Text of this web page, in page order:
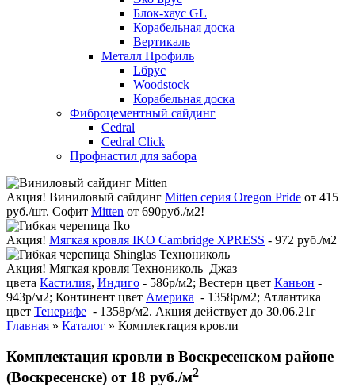
Блок-хаус GL
Корабельная доска
Вертикаль
Металл Профиль
Lбрус
Woodstock
Корабельная доска
Фиброцементный сайдинг
Cedral
Cedral Click
Профнастил для забора
Акция! Виниловый сайдинг Mitten серия Oregon Pride от 415
руб./шт. Софит Mitten от 690руб./м2!
Акция! Мягкая кровля IKO Cambridge XPRESS - 972 руб./м2
Акция! Мягкая кровля Технониколь Джаз
цвета Кастилия, Индиго - 586р/м2; Вестерн цвет Каньон -
943р/м2; Континент цвет Америка - 1358р/м2; Атлантика
цвет Тенерифе - 1358р/м2. Акция действует до 30.06.21г
Главная » Каталог » Комплектация кровли
Комплектация кровли в Воскресенском районе
(Воскресенске) от 18 руб./м2